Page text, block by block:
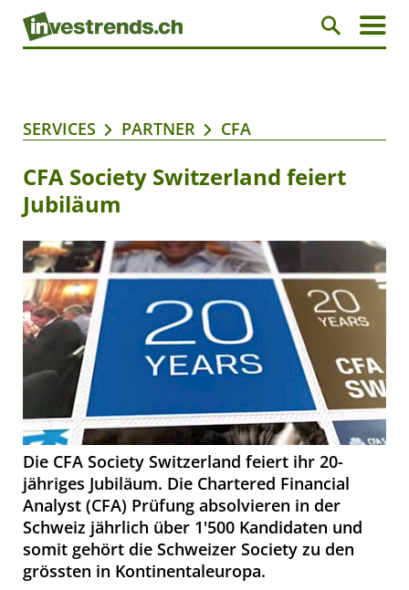
SERVICES PARTNER CFA
CFA Society Switzerland feiert
Jubiläum
Die CFA Society Switzerland feiert ihr 20-
jähriges Jubiläum. Die Chartered Financial
Analyst (CFA) Prüfung absolvieren in der
Schweiz jährlich über 1'500 Kandidaten und
somit gehört die Schweizer Society zu den
grössten in Kontinentaleuropa.